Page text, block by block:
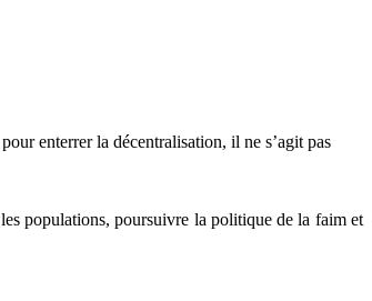
enterrer la décentralisation, il ne s’agit pas
populations, poursuivre la politique de la faim et